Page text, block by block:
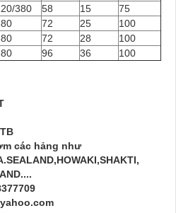
380 58 15
75
72 25
100
72 28
100
96 36
100
các hảng như